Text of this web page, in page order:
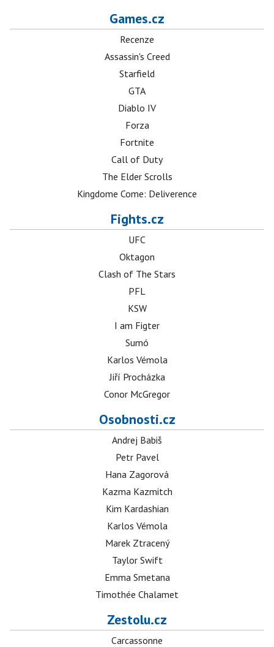
Games.cz
Recenze
Assassin's Creed
Starfield
GTA
Diablo IV
Forza
Fortnite
Call of Duty
The Elder Scrolls
Kingdome Come: Deliverence
Fights.cz
UFC
Oktagon
Clash of The Stars
PFL
KSW
I am Figter
Sumó
Karlos Vémola
Jiří Procházka
Conor McGregor
Osobnosti.cz
Andrej Babiš
Petr Pavel
Hana Zagorová
Kazma Kazmitch
Kim Kardashian
Karlos Vémola
Marek Ztracený
Taylor Swift
Emma Smetana
Timothée Chalamet
Zestolu.cz
Carcassonne